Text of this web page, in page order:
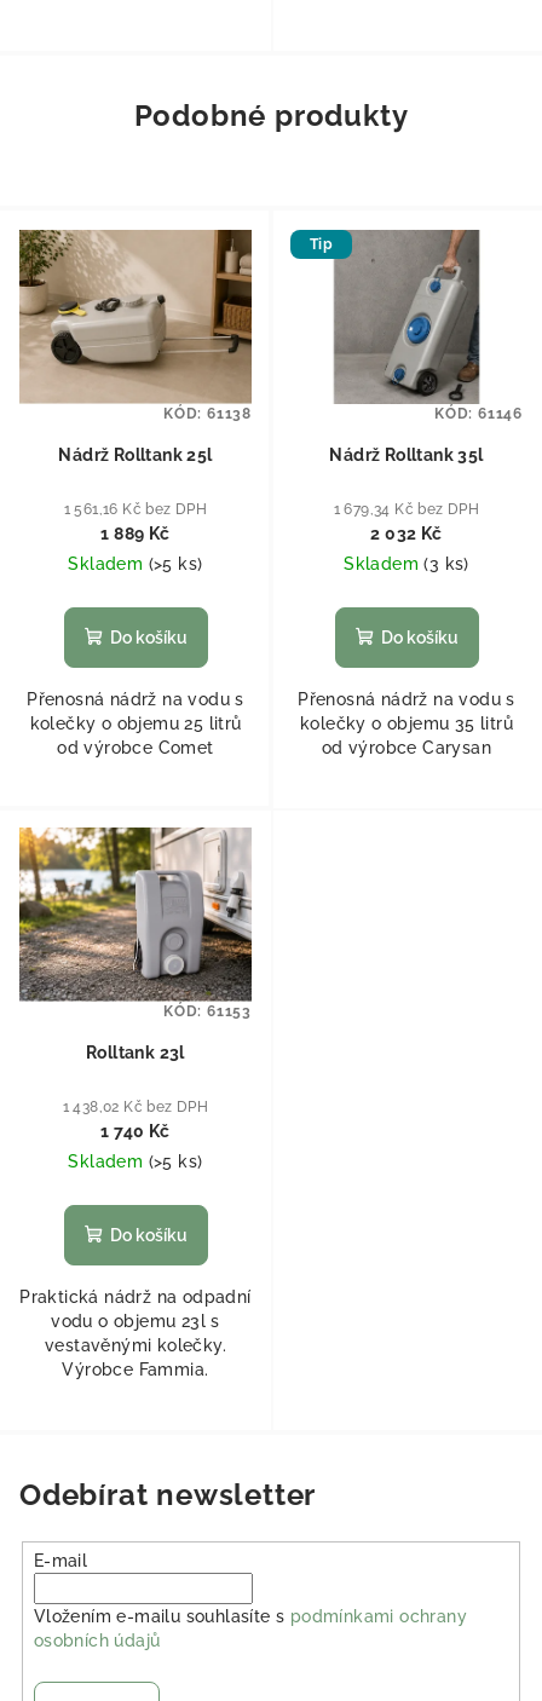
Podobné produkty
Nádrž Rolltank 25l
1 561,16 Kč bez DPH
1 889 Kč
Skladem (>5 ks)
Do košíku
Přenosná nádrž na vodu s
kolečky o objemu 25 litrů
od výrobce Comet
KÓD: 61138
Tip
Nádrž Rolltank 35l
1 679,34 Kč bez DPH
2 032 Kč
Skladem(3 ks)
Do košíku
Přenosná nádrž na vodu s
kolečky o objemu 35 litrů
od výrobce Carysan
KÓD: 61146
Rolltank 23l
1 438,02 Kč bez DPH
1 740 Kč
Skladem (>5 ks)
Do košíku
Praktická nádrž na odpadní
vodu o objemu 23l s
vestavěnými kolečky.
Výrobce Fammia.
KÓD: 61153
Odebírat newsletter
E-mail
Vložením e-mailu souhlasíte s podmínkami ochrany
osobních údajů